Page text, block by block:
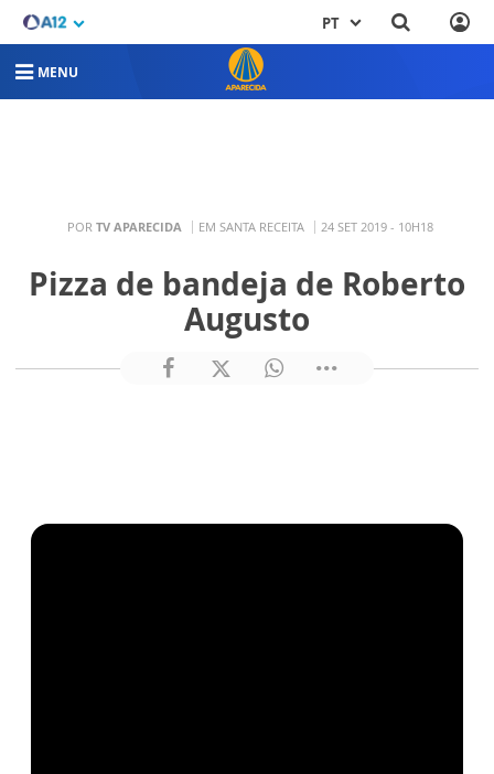
PT
MENU
POR TV APARECIDA EM SANTA RECEITA 24 SET 2019 - 10H18
Pizza de bandeja de Roberto
Augusto